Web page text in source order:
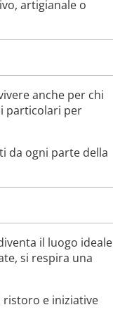
artigianale o
anche per chi
particolari per
da ogni parte della
il luogo ideale
si respira una
e iniziative